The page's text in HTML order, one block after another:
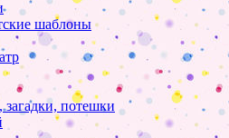
шаблоны
загадки, потешки